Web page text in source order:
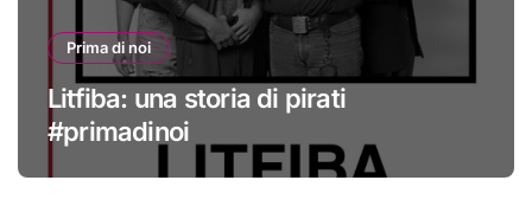
Prima di noi
Litfiba: una storia di pirati
#primadinoi